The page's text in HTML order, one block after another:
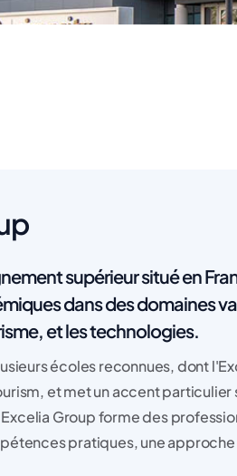
supérieur situé en
dans des domaines
et les technologies.
écoles reconnues, dont
et met un accent
Group forme des
pratiques, une